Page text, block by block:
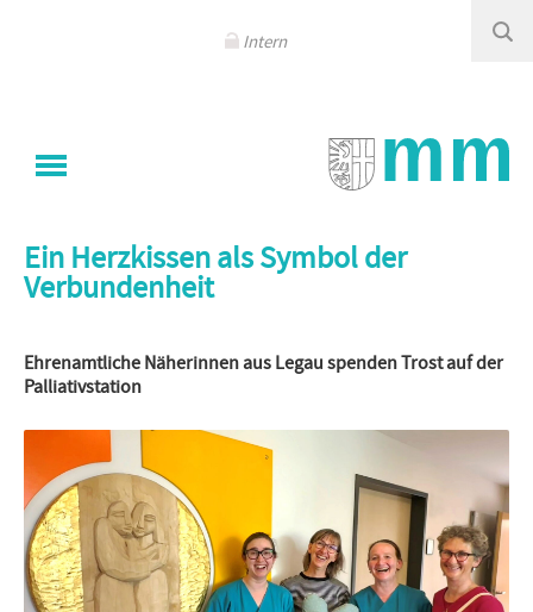
Intern
Ein Herzkissen als Symbol der
Verbundenheit
Ehrenamtliche Näherinnen aus Legau spenden Trost auf der
Palliativstation